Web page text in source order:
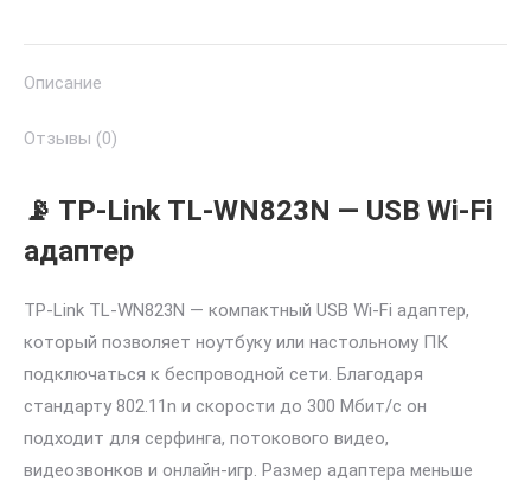
Описание
Отзывы (0)
📡 TP-Link TL-WN823N — USB Wi-Fi
адаптер
TP-Link TL-WN823N — компактный USB Wi-Fi адаптер,
который позволяет ноутбуку или настольному ПК
подключаться к беспроводной сети. Благодаря
стандарту 802.11n и скорости до 300 Мбит/с он
подходит для серфинга, потокового видео,
видеозвонков и онлайн-игр. Размер адаптера меньше